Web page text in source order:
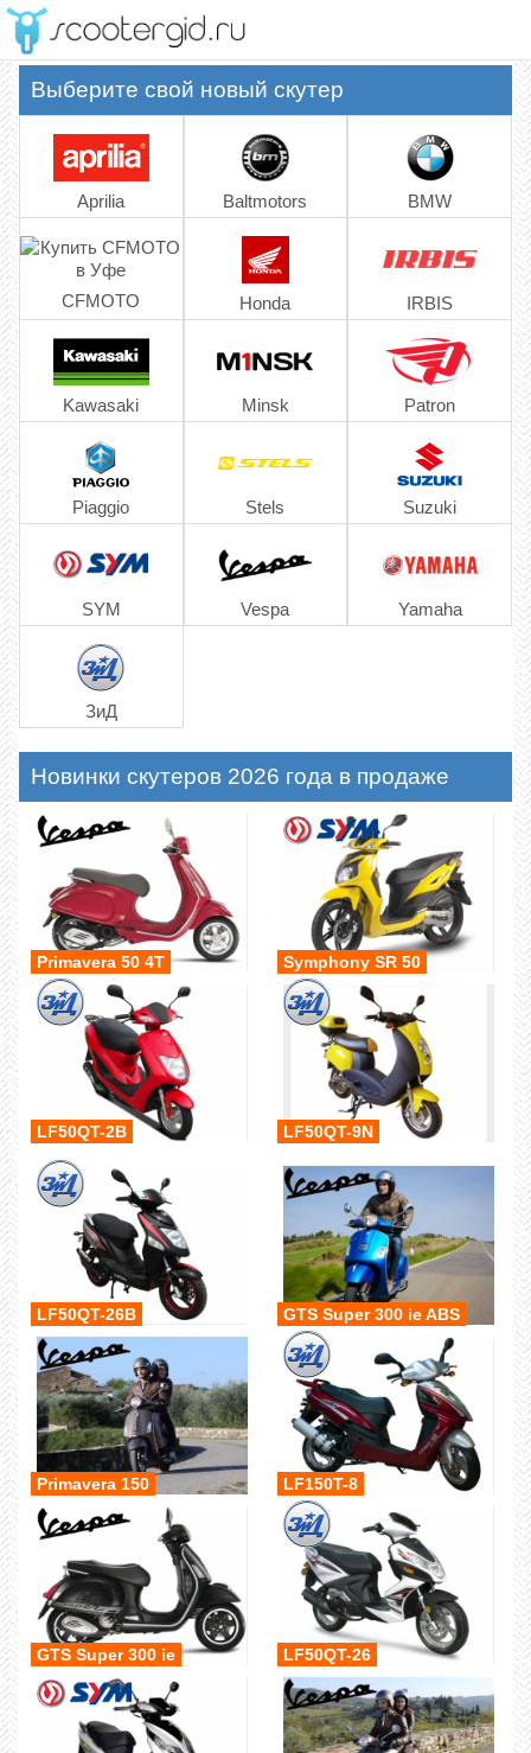
Выберите свой новый скутер
Aprilia Baltmotors BMW
CFMOTO Honda IRBIS
Kawasaki Minsk Patron
Piaggio Stels Suzuki
SYM Vespa Yamaha
ЗиД
Новинки скутеров 2026 года в продаже
Primavera 50 4T Symphony SR 50
LF50QT-2B LF50QT-9N
LF50QT-26B GTS Super 300 ie ABS
Primavera 150 LF150T-8
GTS Super 300 ie LF50QT-26